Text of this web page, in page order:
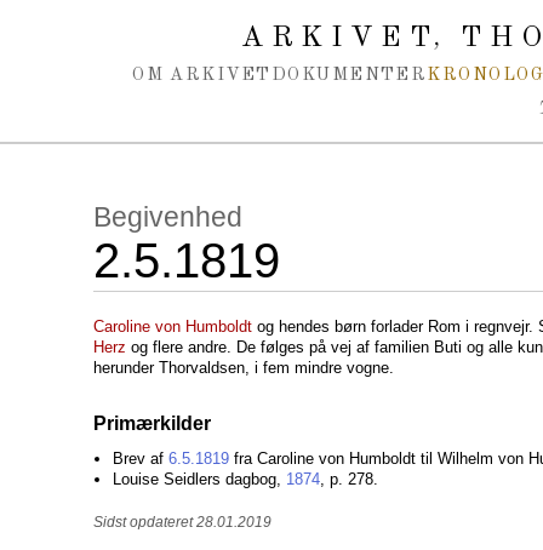
ARKIVET,
OM ARKIVET DOKUMENTER
Begivenhed
2.5.1819
Caroline von Humboldt og hendes børn forlader Rom i
Herz og flere andre. De følges på vej af familien Buti og alle
herunder Thorvaldsen, i fem mindre vogne.
Primærkilder
Brev af 6.5.1819 fra Caroline von Humboldt til Wilhelm von
Louise Seidlers dagbog, 1874, p. 278.
Sidst opdateret 28.01.2019